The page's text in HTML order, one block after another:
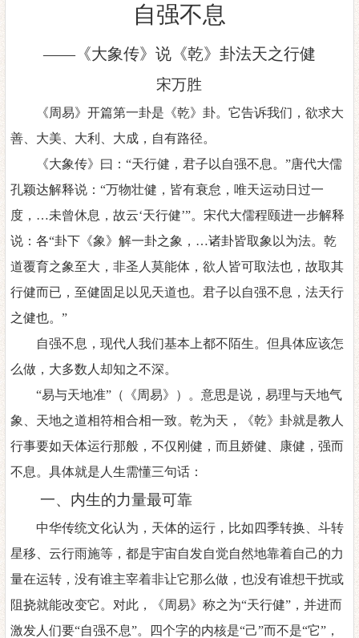
自强不息
——《大象传》说《乾》卦法天之行健
宋万胜
《周易》开篇第一卦是《乾》卦。它告诉我们，欲求大
善、大美、大利、大成，自有路径。
《大象传》曰：“天行健，君子以自强不息。”唐代大儒
孔颖达解释说：“万物壮健，皆有衰怠，唯天运动日过一
度，…未曾休息，故云‘天行健’”。宋代大儒程颐进一步解释
说：各“卦下《象》解一卦之象，…诸卦皆取象以为法。乾
道覆育之象至大，非圣人莫能体，欲人皆可取法也，故取其
行健而已，至健固足以见天道也。君子以自强不息，法天行
之健也。”
自强不息，现代人我们基本上都不陌生。但具体应该怎
么做，大多数人却知之不深。
“易与天地准”（《周易》）。意思是说，易理与天地气
象、天地之道相符相合相一致。乾为天，《乾》卦就是教人
行事要如天体运行那般，不仅刚健，而且娇健、康健，强而
不息。具体就是人生需懂三句话：
一、 内生的力量最可靠
中华传统文化认为，天体的运行，比如四季转换、斗转
星移、云行雨施等，都是宇宙自发自觉自然地靠着自己的力
量在运转，没有谁主宰着非让它那么做，也没有谁想干扰或
阻挠就能改变它。对此，《周易》称之为“天行健”，并进而
激发人们要“自强不息”。四个字的内核是“己”而不是“它”，